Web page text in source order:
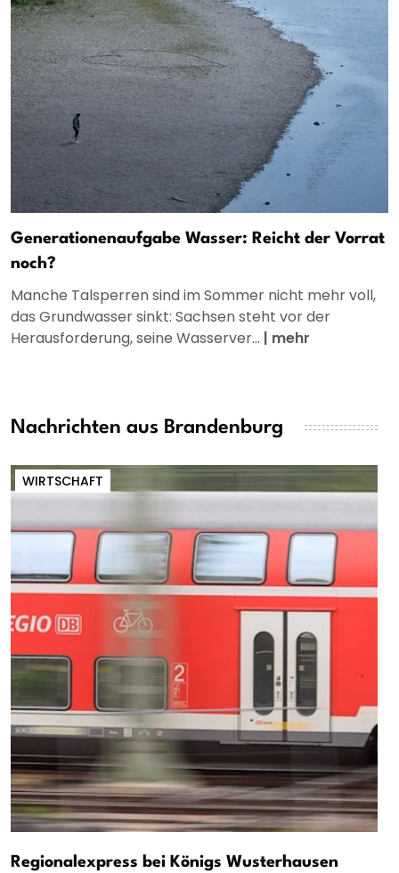
Generationenaufgabe Wasser: Reicht der Vorrat
noch?
Manche Talsperren sind im Sommer nicht mehr voll,
das Grundwasser sinkt: Sachsen steht vor der
Herausforderung, seine Wasserver... | mehr
Nachrichten aus Brandenburg
WIRTSCHAFT
Regionalexpress bei Königs Wusterhausen